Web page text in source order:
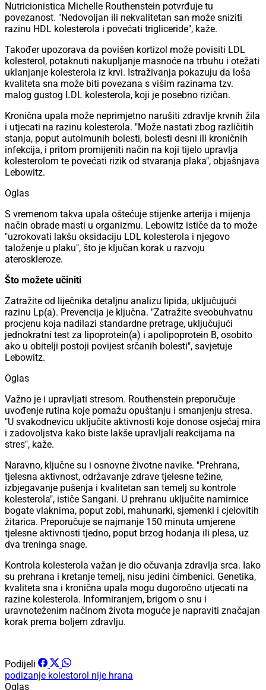
Nutricionistica Michelle Routhenstein potvrđuje tu
povezanost. "Nedovoljan ili nekvalitetan san može sniziti
razinu HDL kolesterola i povećati trigliceride", kaže.
Također upozorava da povišen kortizol može povisiti LDL
kolesterol, potaknuti nakupljanje masnoće na trbuhu i otežati
uklanjanje kolesterola iz krvi. Istraživanja pokazuju da loša
kvaliteta sna može biti povezana s višim razinama tzv.
malog gustog LDL kolesterola, koji je posebno rizičan.
Kronična upala može neprimjetno narušiti zdravlje krvnih žila
i utjecati na razinu kolesterola. "Može nastati zbog različitih
stanja, poput autoimunih bolesti, bolesti desni ili kroničnih
infekcija, i pritom promijeniti način na koji tijelo upravlja
kolesterolom te povećati rizik od stvaranja plaka", objašnjava
Lebowitz.
Oglas
S vremenom takva upala oštećuje stijenke arterija i mijenja
način obrade masti u organizmu. Lebowitz ističe da to može
"uzrokovati lakšu oksidaciju LDL kolesterola i njegovo
taloženje u plaku", što je ključan korak u razvoju
ateroskleroze.
Što možete učiniti
Zatražite od liječnika detaljnu analizu lipida, uključujući
razinu Lp(a). Prevencija je ključna. "Zatražite sveobuhvatnu
procjenu koja nadilazi standardne pretrage, uključujući
jednokratni test za lipoprotein(a) i apolipoprotein B, osobito
ako u obitelji postoji povijest srčanih bolesti", savjetuje
Lebowitz.
Oglas
Važno je i upravljati stresom. Routhenstein preporučuje
uvođenje rutina koje pomažu opuštanju i smanjenju stresa.
"U svakodnevicu uključite aktivnosti koje donose osjećaj mira
i zadovoljstva kako biste lakše upravljali reakcijama na
stres", kaže.
Naravno, ključne su i osnovne životne navike. "Prehrana,
tjelesna aktivnost, održavanje zdrave tjelesne težine,
izbjegavanje pušenja i kvalitetan san temelj su kontrole
kolesterola", ističe Sangani. U prehranu uključite namirnice
bogate vlaknima, poput zobi, mahunarki, sjemenki i cjelovitih
žitarica. Preporučuje se najmanje 150 minuta umjerene
tjelesne aktivnosti tjedno, poput brzog hodanja ili plesa, uz
dva treninga snage.
Kontrola kolesterola važan je dio očuvanja zdravlja srca. Iako
su prehrana i kretanje temelj, nisu jedini čimbenici. Genetika,
kvaliteta sna i kronična upala mogu dugoročno utjecati na
razine kolesterola. Informiranjem, brigom o snu i
uravnoteženim načinom života moguće je napraviti značajan
korak prema boljem zdravlju.
Podijeli
podizanje kolestorol nije hrana
Oglas